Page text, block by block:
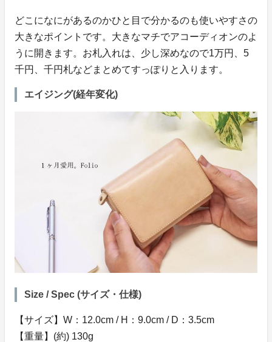
どこになにがあるのかひと目で分かるのも使いやすさの
大きなポイントです。大きなマチでアコーディオンのよ
うに開きます。お札入れは、少し深めなので1万円、5
千円、千円札などまとめてすっぽりと入ります。
エイジング(経年変化)
Size / Spec (サイズ・仕様)
【サイズ】W：12.0cm / H：9.0cm / D：3.5cm
【重量】(約) 130g